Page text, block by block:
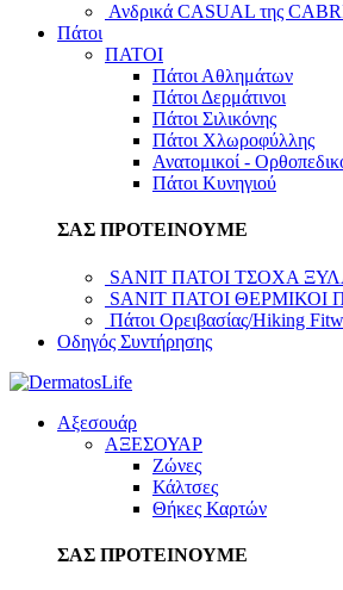
Ανδρικά CASUAL της
Πάτοι
ΠΑΤΟΙ
Πάτοι Αθλημάτων
Πάτοι Δερμάτινοι
Πάτοι Σιλικόνης
Πάτοι Χλωροφύλλης
Ανατομικοί -
Πάτοι Κυνηγιού
ΣΑΣ ΠΡΟΤΕΙΝΟΥΜΕ
SANIT ΠΑΤΟΙ ΤΣΟΧΑ
SANIT ΠΑΤΟΙ
Πάτοι Ορειβασίας/Hiking
Οδηγός Συντήρησης
Αξεσουάρ
ΑΞΕΣΟΥΑΡ
Ζώνες
Κάλτσες
Θήκες Καρτών
ΣΑΣ ΠΡΟΤΕΙΝΟΥΜΕ